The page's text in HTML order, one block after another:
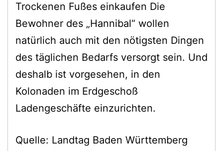
Trockenen Fußes einkaufen Die
Bewohner des „Hannibal“ wollen
natürlich auch mit den nötigsten Dingen
des täglichen Bedarfs versorgt sein. Und
deshalb ist vorgesehen, in den
Kolonaden im Erdgeschoß
Ladengeschäfte einzurichten.
Quelle: Landtag Baden Württemberg